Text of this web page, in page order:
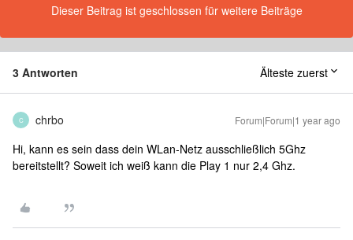
Dieser Beitrag ist geschlossen für weitere Beiträge
3 Antworten Älteste zuerst
C chrbo Forum|Forum|1 year ago
Hi, kann es sein dass dein WLan-Netz ausschließlich 5Ghz
bereitstellt? Soweit ich weiß kann die Play 1 nur 2,4 Ghz.